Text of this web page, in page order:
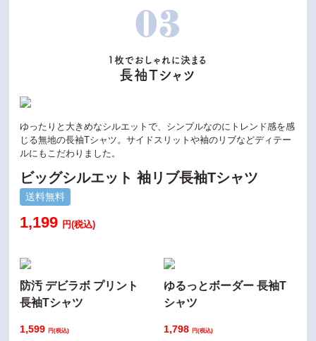
03
1枚でおしゃれに決まる
長袖Tシャツ
ゆったりと大きめなシルエットで、シンプルなのにトレンド感を感
じる無地の長袖Tシャツ。サイドスリットや袖のリブなどディテー
ルにもこだわりました。
ビッグシルエット 袖リブ長袖Tシャツ
送料無料
1,199 円(税込)
防汚 デビラボ プリント
長袖Tシャツ
1,599円(税込)
ゆるっとボーダー 長袖T
シャツ
1,798 円(税込)